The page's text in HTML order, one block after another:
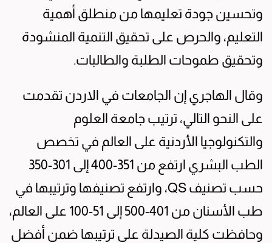
وتحسين جودة تعليمها من منطلق أهمية
التعليم، والحرص على تحقيق التنمية المنشودة
وتحقيق طموحات الطلبة والطالبات.
وقال الهاجري إن الجامعات في الاردن تقدمت
على النحو التالي، ترتيب جامعة العلوم
والتكنولوجيا الأردنية على العالم في تخصص
الطب البشري ارتفع من 351-400 إلى 301-350
حسب تصنيف QS، وارتفع تصنيفها وترتيبها في
طب الأسنان من 401-500 إلى 51-100 على العالم،
‏وحافظت كلية الصيدلة على ترتيبها ضمن أفضل